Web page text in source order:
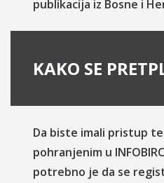
publikacija iz Bosne i
KAKO SE
Da biste imali pristup
pohranjenim u
potrebno je da se